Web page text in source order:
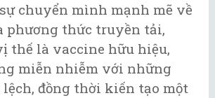
chuyển mình mạnh mẽ về
phương thức truyền tải,
thế là vaccine hữu hiệu,
miễn nhiễm với những
đồng thời kiến tạo một